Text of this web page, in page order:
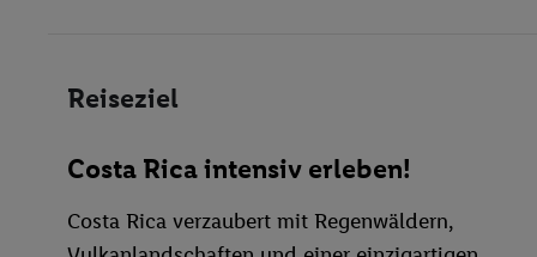
Fiesta Resort
All-inclusive-Resort liegt direkt am Meer und
mehrere Außenpools mit Sonnenterrassen sowie
aktive Gäste stehen ein moderner Fitnessraum
Reiseziel
Costa Rica intensiv erleben!
Costa Rica verzaubert mit Regenwäldern,